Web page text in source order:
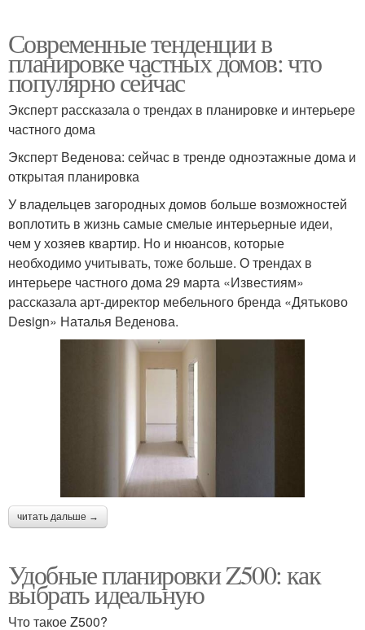
Современные тенденции в
планировке частных домов: что
популярно сейчас
Эксперт рассказала о трендах в планировке и интерьере
частного дома
Эксперт Веденова: сейчас в тренде одноэтажные дома и
открытая планировка
У владельцев загородных домов больше возможностей
воплотить в жизнь самые смелые интерьерные идеи,
чем у хозяев квартир. Но и нюансов, которые
необходимо учитывать, тоже больше. О трендах в
интерьере частного дома 29 марта «Известиям»
рассказала арт-директор мебельного бренда «Дятьково
Design» Наталья Веденова.
читать дальше →
Удобные планировки Z500: как
выбрать идеальную
Что такое Z500?